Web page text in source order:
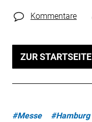
Kommentare
ZUR STARTSEITE
#Messe #Hamburg